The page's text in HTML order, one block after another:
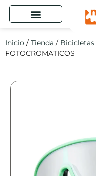
Inicio / Tienda / Bicicletas
FOTOCROMATICOS